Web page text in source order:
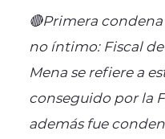
🔴Primera
no íntimo: Fiscal de
Mena se refiere a
conseguido por la
además fue